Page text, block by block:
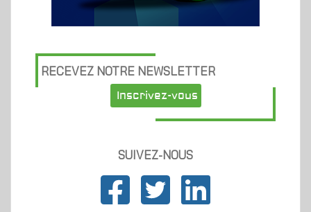
RECEVEZ NOTRE NEWSLETTER
Inscrivez-vous
SUIVEZ-NOUS